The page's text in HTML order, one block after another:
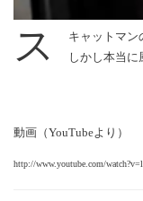
ス
キャットマン
しかし本当に
動画（YouTubeより）
http://www.youtube.com/